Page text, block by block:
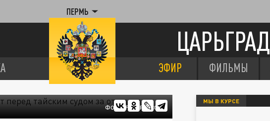
ПЕРМЬ
ЦАРЬГРАД
ЭФИР ФИЛЬМЫ
ФОТО: FREEPIK.COM
МЫ В КУРСЕ